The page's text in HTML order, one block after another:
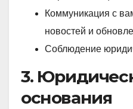
Коммуникация с
новостей и
Соблюдение
3.
основания